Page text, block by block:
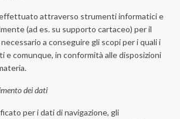
attraverso strumenti informatici e
(ad es. su supporto cartaceo) per il
a conseguire gli scopi per i quali i
e comunque, in conformità alle disposizioni
dei dati
per i dati di navigazione, gli